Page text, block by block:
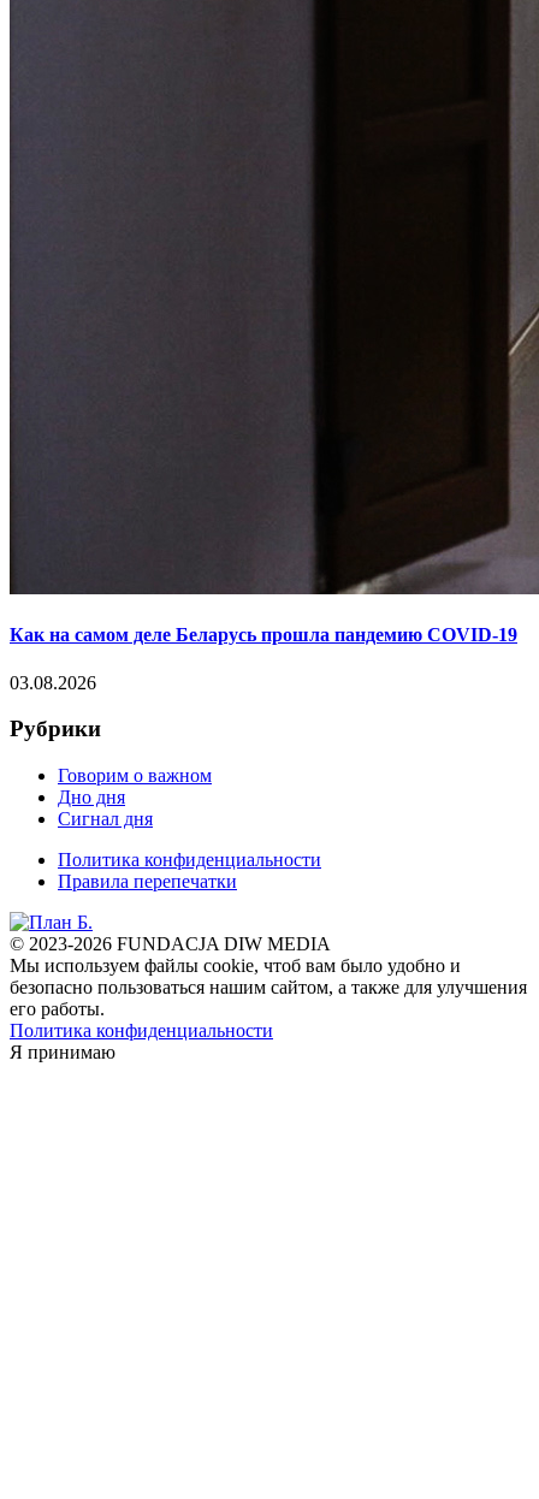
Как на самом деле Беларусь прошла пандемию COVID-19
03.08.2026
Рубрики
Говорим о важном
Дно дня
Сигнал дня
Политика конфиденциальности
Правила перепечатки
© 2023-2026 FUNDACJA DIW MEDIA
Мы используем файлы cookie, чтоб вам было удобно и
безопасно пользоваться нашим сайтом, а также для улучшения
его работы.
Политика конфиденциальности
Я принимаю